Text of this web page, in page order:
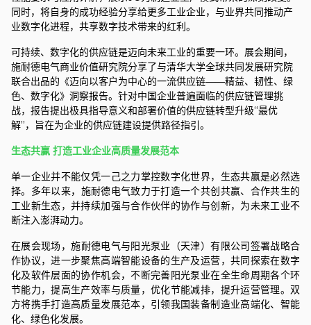
同时，将自身的成功经验分享给更多工业企业，与业界共同推动产
业数字化进程，共享数字技术带来的红利。
可持续、数字化的供应链是迈向未来工业的重要一环。展会期间，
施耐德电气商业价值研究院分享了与清华大学全球共同发展研究院
联合出品的《迈向以客户为中心的一流供应链——精益、韧性、绿
色、数字化》洞察报告。针对中国企业普遍面临的供应链管理挑
战，报告提出极具指导意义和部署价值的供应链转型升级“最优
解”，旨在为企业的供应链建设提供路径指引。
生态共赢 打造工业企业高质量发展范本
单一企业并不能仅凭一己之力掌控数字化世界，生态共赢是必然选
择。多年以来， 施耐德电气致力于打造一个共创共赢、合作共生的
工业新生态，并持续加强与合作伙伴的协作与创新，为未来工业不
断注入澎湃动力。
在展会现场，施耐德电气与阳光泵业（天津）有限公司签署战略合
作协议，进一步聚焦高端智能设备的生产及运营，共同探索在数字
化及软件层面的协作机会，不断完善阳光泵业在全生命周期各个环
节能力，提高生产效率与质量，优化节能减排，提升运营管理。双
方将携手打造高质量发展范本，引领我国装备制造业高端化、智能
化、绿色化发展。